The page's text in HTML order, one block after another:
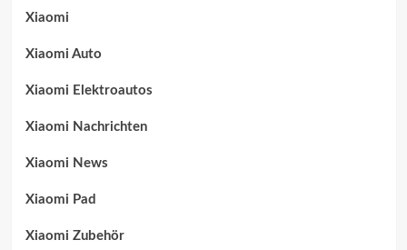
Xiaomi
Xiaomi Auto
Xiaomi Elektroautos
Xiaomi Nachrichten
Xiaomi News
Xiaomi Pad
Xiaomi Zubehör